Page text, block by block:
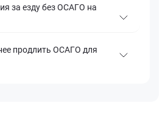
за езду без ОСАГО на
продлить ОСАГО для